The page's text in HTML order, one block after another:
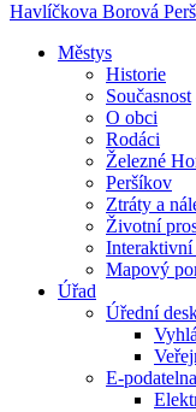
Havlíčkova Borová
Městys
Historie
Současnost
O obci
Rodáci
Železné
Peršíkov
Ztráty a
Životní
Interaktivní
Mapový
Úřad
Úřední
E-podatelna